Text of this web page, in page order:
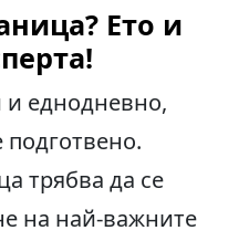
Ето и
и еднодневно,
трябва да се
на най-важните